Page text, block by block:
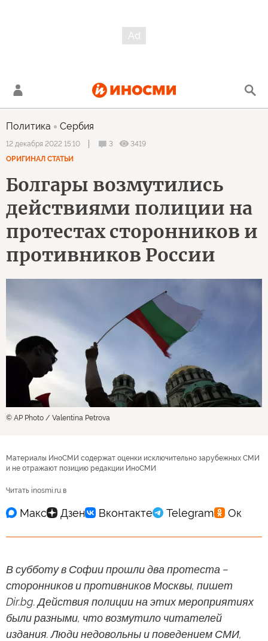
Политика Сербия
12 декабря 2022 15:10 3
3419
ОРИГИНАЛ СТАТЬИ
Болгары возмутились
действиями полиции на
протестах сторонников и
противников России
© AP Photo / Valentina Petrova
Материалы ИноСМИ содержат оценки исключительно зарубежных СМИ
и не отражают позицию редакции ИноСМИ
Читать inosmi.ru в
В субботу в Софии прошли два протеста –
сторонников и противников Москвы, пишет
Dir.bg. Действия полиции на этих мероприятиях
были разными, что возмутило читателей
издания. Люди недовольны и поведением СМИ,